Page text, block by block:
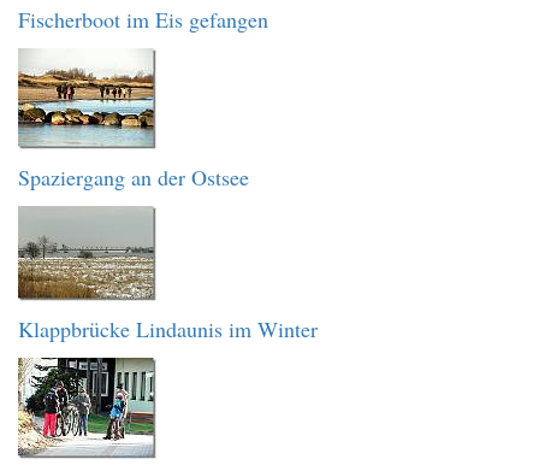
Fischerboot im Eis gefangen
Spaziergang an der Ostsee
Klappbrücke Lindaunis im Winter